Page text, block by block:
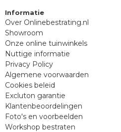
Informatie
Over Onlinebestrating.nl
Showroom
Onze online tuinwinkels
Nuttige informatie
Privacy Policy
Algemene voorwaarden
Cookies beleid
Excluton garantie
Klantenbeoordelingen
Foto's en voorbeelden
Workshop bestraten